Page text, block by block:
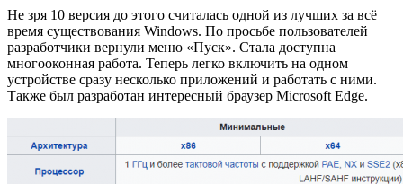
Не зря 10 версия до этого считалась одной из лучших за всё
время существования Windows. По просьбе пользователей
разработчики вернули меню «Пуск». Стала доступна
многооконная работа. Теперь легко включить на одном
устройстве сразу несколько приложений и работать с ними.
Также был разработан интересный браузер Microsoft Edge.